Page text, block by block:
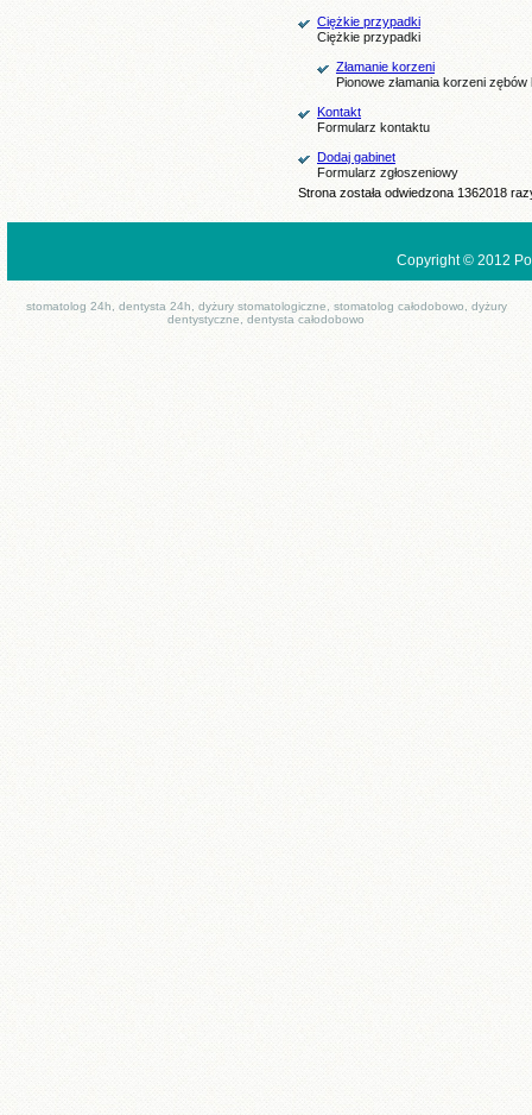
Ciężkie przypadki
Ciężkie przypadki
Złamanie korzeni
Pionowe złamania korzeni
Kontakt
Formularz kontaktu
Dodaj gabinet
Formularz zgłoszeniowy
Strona została odwiedzona 1362018
Copyright © 2012
stomatolog 24h, dentysta 24h, dyżury stomatologiczne, stomatolog całodobowo, dyżury
dentystyczne, dentysta całodobowo